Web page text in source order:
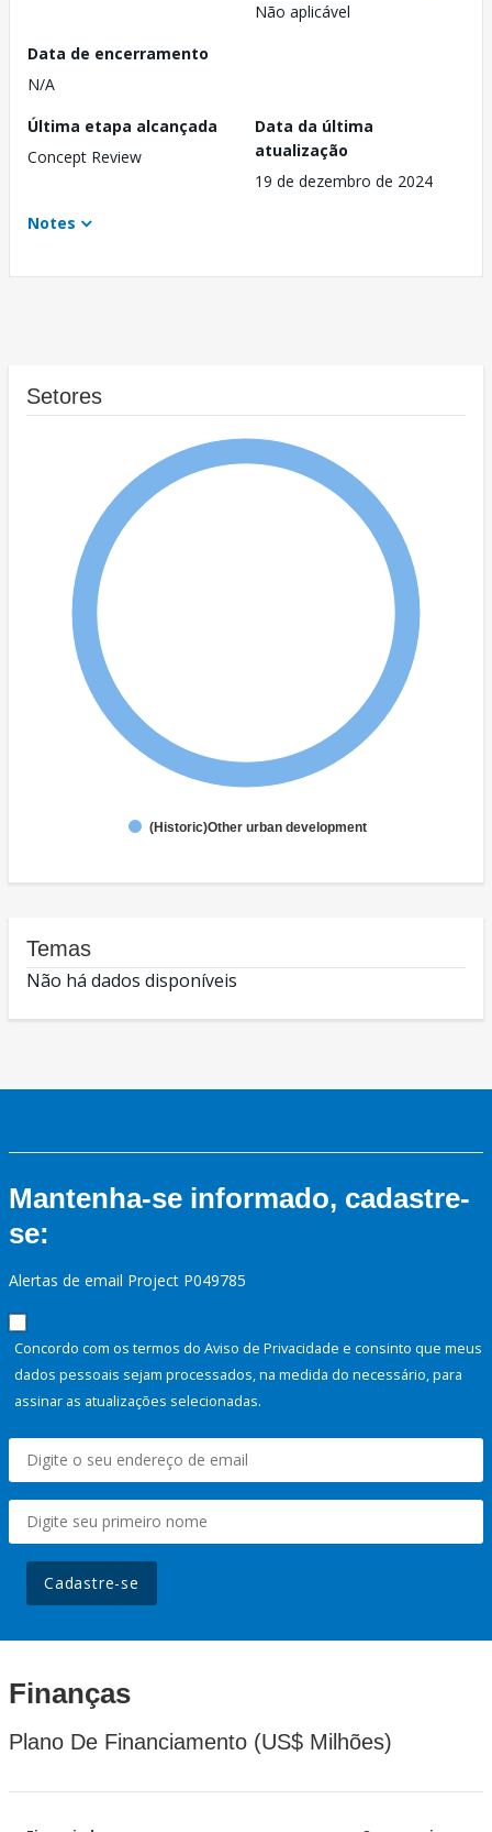
Não aplicável
Data de encerramento
N/A
Última etapa alcançada
Concept Review
Data da última
atualização
19 de dezembro de 2024
Notes
Setores
(Historic)Other urban development
Temas
Não há dados disponíveis
Mantenha-se informado, cadastre-
se:
Alertas de email Project P049785
Concordo com os termos do Aviso de Privacidade e consinto que meus
dados pessoais sejam processados, na medida do necessário, para
assinar as atualizações selecionadas.
Cadastre-se
Finanças
Plano De Financiamento (US$ Milhões)